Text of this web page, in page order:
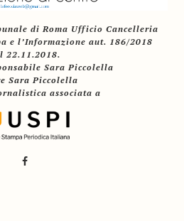
di Roma Ufficio Cancelleria
e l’Informazione aut. 186/2018
22.11.2018.
Sara Piccolella
Sara Piccolella
associata a